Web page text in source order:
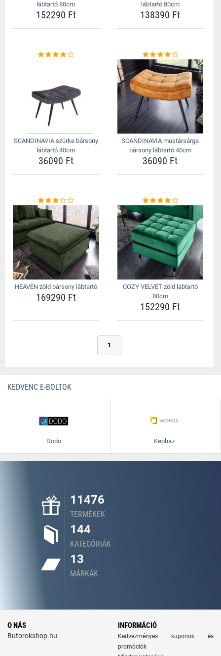
lábtartó 80cm
152290 Ft
lábtartó 80cm
138390 Ft
SCANDINAVIA szürke bársony
lábtartó 40cm
36090 Ft
SCANDINAVIA mustársárga
bársony lábtartó 40cm
36090 Ft
HEAVEN zöld bársony lábtartó
169290 Ft
COZY VELVET zöld lábtartó
80cm
152290 Ft
1
KEDVENC E-BOLTOK
Dodo Kephaz
11476
TERMÉKEK
144
KATEGÓRIÁK
13
MÁRKÁK
O NÁS
Butorokshop.hu
INFORMÁCIÓ
Kedvezményes kuponok és
promóciók